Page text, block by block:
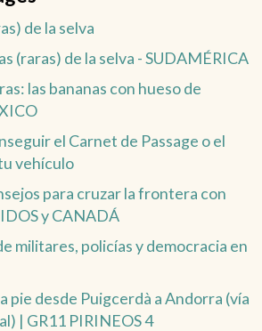
de la selva
(raras) de la selva - SUDAMÉRICA
las bananas con hueso de
el Carnet de Passage o el
vehículo
para cruzar la frontera con
y CANADÁ
militares, policías y democracia en
pie desde Puigcerdà a Andorra (vía
| GR11 PIRINEOS 4